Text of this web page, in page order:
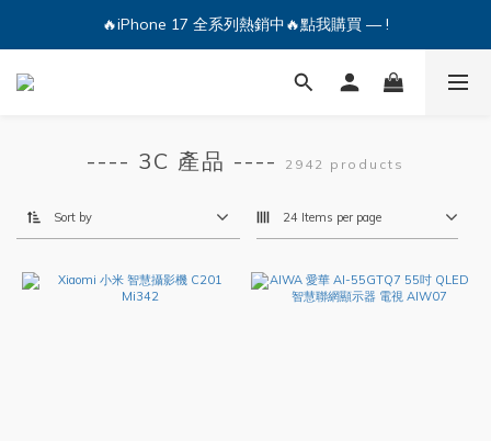
🔥iPhone 17 全系列熱銷中🔥點我購買 — !
🔥iPhone 17 全系列熱銷中🔥點我購買 — !
💕加入Q哥 Line 新好友領優惠券！🎫
---- 3C 產品 ---- 2942 products
Sort by 24 Items per page